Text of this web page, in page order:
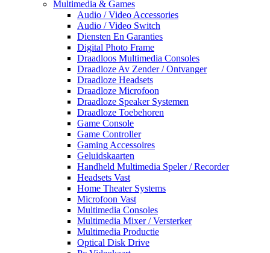
Multimedia & Games
Audio / Video Accessories
Audio / Video Switch
Diensten En Garanties
Digital Photo Frame
Draadloos Multimedia Consoles
Draadloze Av Zender / Ontvanger
Draadloze Headsets
Draadloze Microfoon
Draadloze Speaker Systemen
Draadloze Toebehoren
Game Console
Game Controller
Gaming Accessoires
Geluidskaarten
Handheld Multimedia Speler / Recorder
Headsets Vast
Home Theater Systems
Microfoon Vast
Multimedia Consoles
Multimedia Mixer / Versterker
Multimedia Productie
Optical Disk Drive